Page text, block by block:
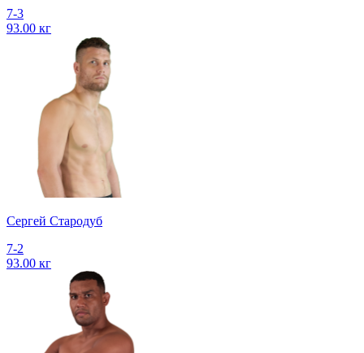
7-3
93.00 кг
Сергей Стародуб
7-2
93.00 кг